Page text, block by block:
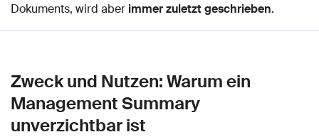
Dokuments, wird aber immer zuletzt geschrieben.
Zweck und Nutzen: Warum ein
Management Summary
unverzichtbar ist